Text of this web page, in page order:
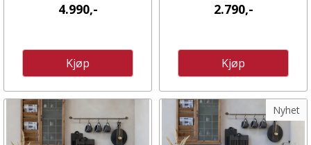
4.990,-
Kjøp
2.790,-
Kjøp
Nyhet